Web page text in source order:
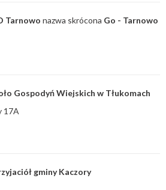
Tarnowo nazwa skrócona Go - Tarnowo
Gospodyń Wiejskich w Tłukomach
17A
gminy Kaczory